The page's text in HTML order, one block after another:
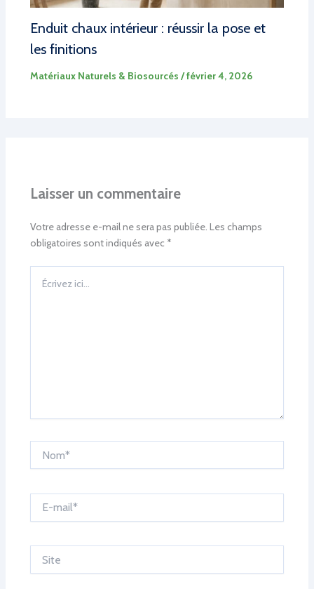
Enduit chaux intérieur : réussir la pose et
les finitions
Matériaux Naturels & Biosourcés /février 4, 2026
Laisser un commentaire
Votre adresse e-mail ne sera pas publiée. Les champs
obligatoires sont indiqués avec *
ici…
mail*